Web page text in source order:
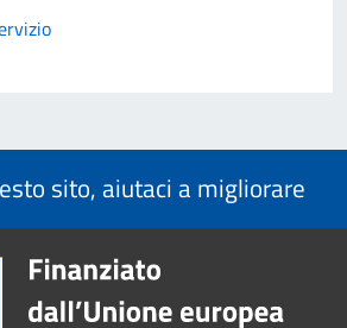
sito, aiutaci a migliorare